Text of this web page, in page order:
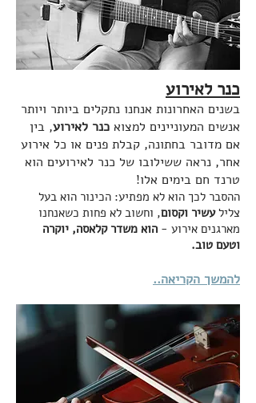
כנר לאירוע
בשנים האחרונות אנחנו נתקלים ביותר ויותר
אנשים המעוניינים למצוא כנר לאירוע, בין
אם מדובר בחתונה, קבלת פנים או כל אירוע
אחר, נראה ששילובו של כנר לאירועים הוא
טרנד חם בימים אלו!
ההסבר לכך הוא לא מפתיע: הכינור הוא בעל
צלילעשיר וקסום, וחשוב לא פחות כשאנחנו
מארגנים אירוע - הוא משדר קלאסה, יוקרה
וטעם טוב.
להמשך הקריאה..